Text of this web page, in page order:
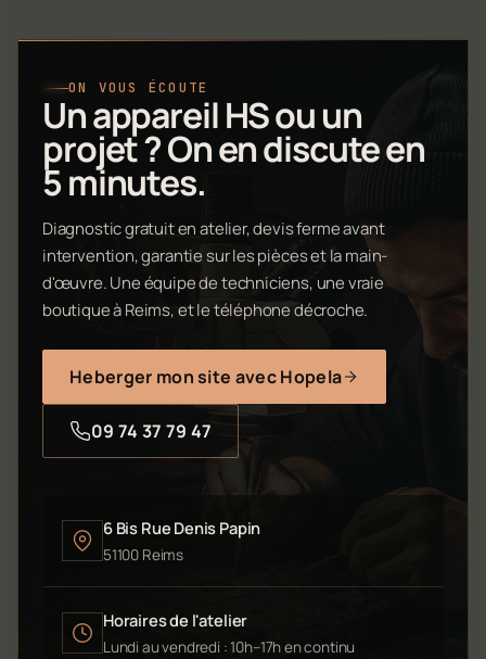
ON VOUS ÉCOUTE
Un appareil HS ou un
projet ? On en discute en
5 minutes.
Diagnostic gratuit en atelier, devis ferme avant
intervention, garantie sur les pièces et la main-
d'œuvre. Une équipe de techniciens, une vraie
boutique à Reims, et le téléphone décroche.
Heberger mon site avec Hopela
09 74 37 79 47
6 Bis Rue Denis Papin
51100 Reims
Horaires de l'atelier
Lundi au vendredi : 10h–17h en continu